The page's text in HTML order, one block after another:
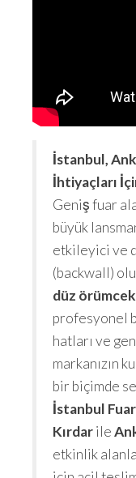
İstanbul,
İhtiyaçları
Geniş fuar
büyük
etkileyici ve
(backwall)
düz
profesyonel
hatları ve
markanızın
bir biçimde
İstanbul
Kırdarile
etkinlik